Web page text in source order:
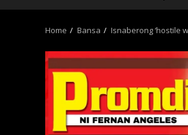
Home Bansa Isnaberong ‘hostile